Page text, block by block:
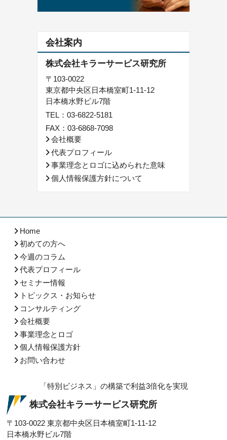
会社案内
株式会社キラーサービス研究所
〒103-0022
東京都中央区日本橋室町1-11-12
日本橋水野ビル7階
TEL： 03-6822-5181
FAX：03-6868-7098
会社概要
代表プロフィール
事業理念とロゴに込められた意味
個人情報保護方針について
Home
初めての方へ
今週のコラム
代表プロフィール
セミナー情報
トピックス・お知らせ
コンサルティング
会社概要
事業理念とロゴ
個人情報保護方針
お問い合わせ
「特別ビジネス」の構築で利益3倍化を実現
株式会社キラーサービス研究所
〒103-0022 東京都中央区日本橋室町1-11-12
日本橋水野ビル7階